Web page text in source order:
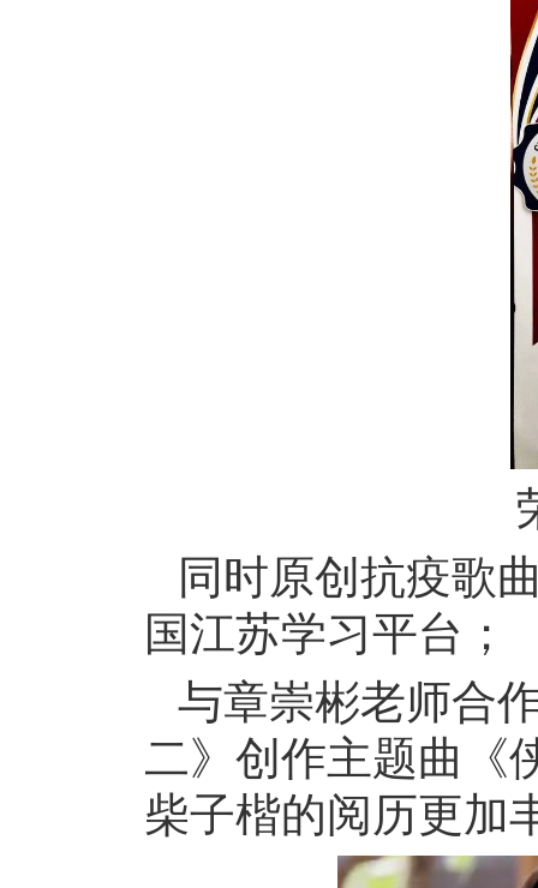
同时原创抗疫歌
国江苏学习平台；
与章崇彬老师合
二》创作主题曲《
柴子楷的阅历更加